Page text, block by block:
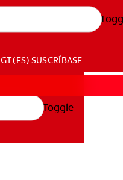
GT (ES) SUSCRÍBASE
Toggle